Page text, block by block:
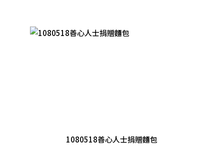
1080518善心人士捐贈麵包